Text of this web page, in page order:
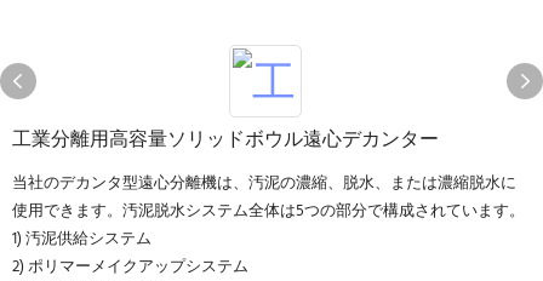
工業分離用高容量ソリッドボウル遠心デカンター
当社のデカンタ型遠心分離機は、汚泥の濃縮、脱水、または濃縮脱水に
使用できます。汚泥脱水システム全体は5つの部分で構成されています。
1) 汚泥供給システム
2) ポリマーメイクアップシステム